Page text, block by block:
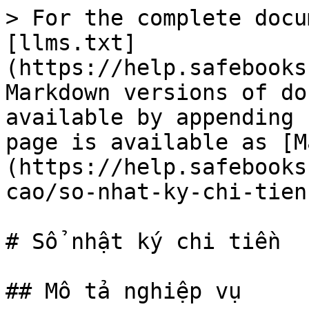
> For the complete
[llms.txt]
(https://
Markdown versions of
available by
page is available as
(https://
cao/so-nhat-ky-chi-
# Sổ nhật ký chi tiền
## Mô tả nghiệp vụ